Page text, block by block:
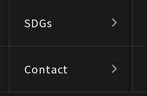
SDGs
Contact